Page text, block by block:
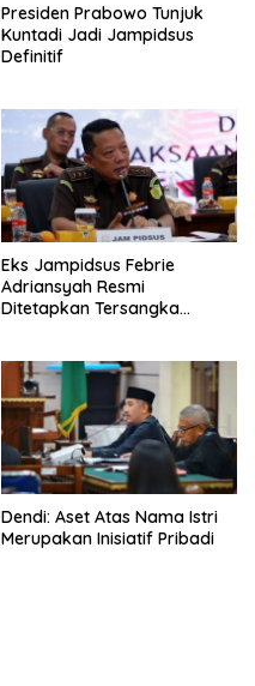
Presiden Prabowo Tunjuk
Kuntadi Jadi Jampidsus
Definitif
Eks Jampidsus Febrie
Adriansyah Resmi
Ditetapkan Tersangka
Dendi: Aset Atas Nama Istri
Merupakan Inisiatif Pribadi